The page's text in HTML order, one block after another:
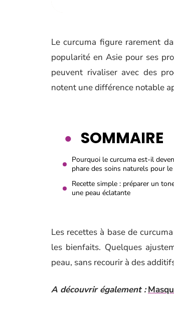
Le curcuma figure rarement
popularité en Asie pour ses
peuvent rivaliser avec des
notent une différence notable
SOMMAIRE
Pourquoi le curcuma est-il
phare des soins naturels pour le
Recette simple : préparer un
une peau éclatante
Les recettes à base de
les bienfaits. Quelques
peau, sans recourir à des
A découvrir également :